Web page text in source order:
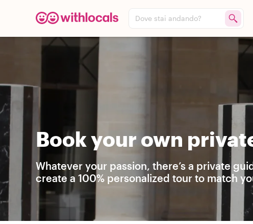
Dove stai andando?
Book your own
Whatever your passion, there’s a private
create a 100% personalized tour to match